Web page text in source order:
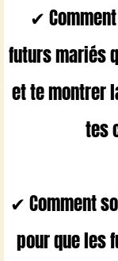
✔
futurs mariés
et te montrer
tes
✔ Comment
pour que les